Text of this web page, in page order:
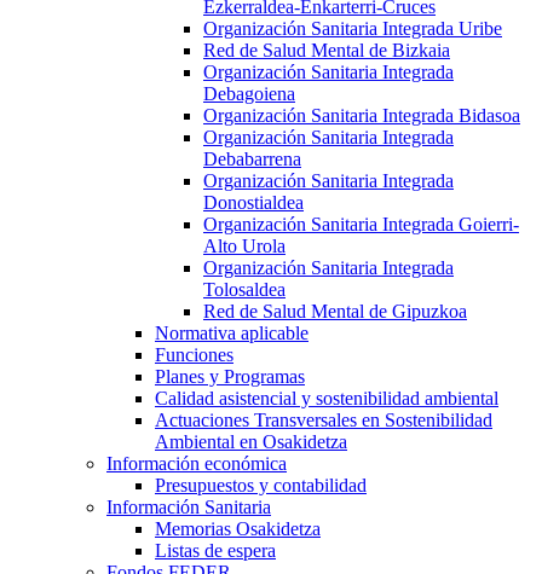
Ezkerraldea-Enkarterri-Cruces
Organización Sanitaria Integrada Uribe
Red de Salud Mental de Bizkaia
Organización Sanitaria Integrada
Debagoiena
Organización Sanitaria Integrada Bidasoa
Organización Sanitaria Integrada
Debabarrena
Organización Sanitaria Integrada
Donostialdea
Organización Sanitaria Integrada Goierri-
Alto Urola
Organización Sanitaria Integrada
Tolosaldea
Red de Salud Mental de Gipuzkoa
Normativa aplicable
Funciones
Planes y Programas
Calidad asistencial y sostenibilidad ambiental
Actuaciones Transversales en Sostenibilidad
Ambiental en Osakidetza
Información económica
Presupuestos y contabilidad
Información Sanitaria
Memorias Osakidetza
Listas de espera